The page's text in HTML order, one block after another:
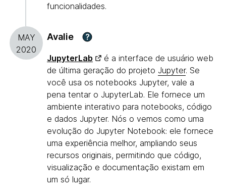
funcionalidades.
MAY
2020
Avalie ?
JupyterLab
é a interface de usuário web
de última geração do projeto Jupyter. Se
você usa os notebooks Jupyter, vale a
pena tentar o JupyterLab. Ele fornece um
ambiente interativo para notebooks, código
e dados Jupyter. Nós o vemos como uma
evolução do Jupyter Notebook: ele fornece
uma experiência melhor, ampliando seus
recursos originais, permitindo que código,
visualização e documentação existam em
um só lugar.